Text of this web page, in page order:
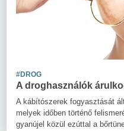
#DROG
A droghasználók
A kábítószerek fogyasztását
melyek időben történő
gyanújel közül ezúttal a